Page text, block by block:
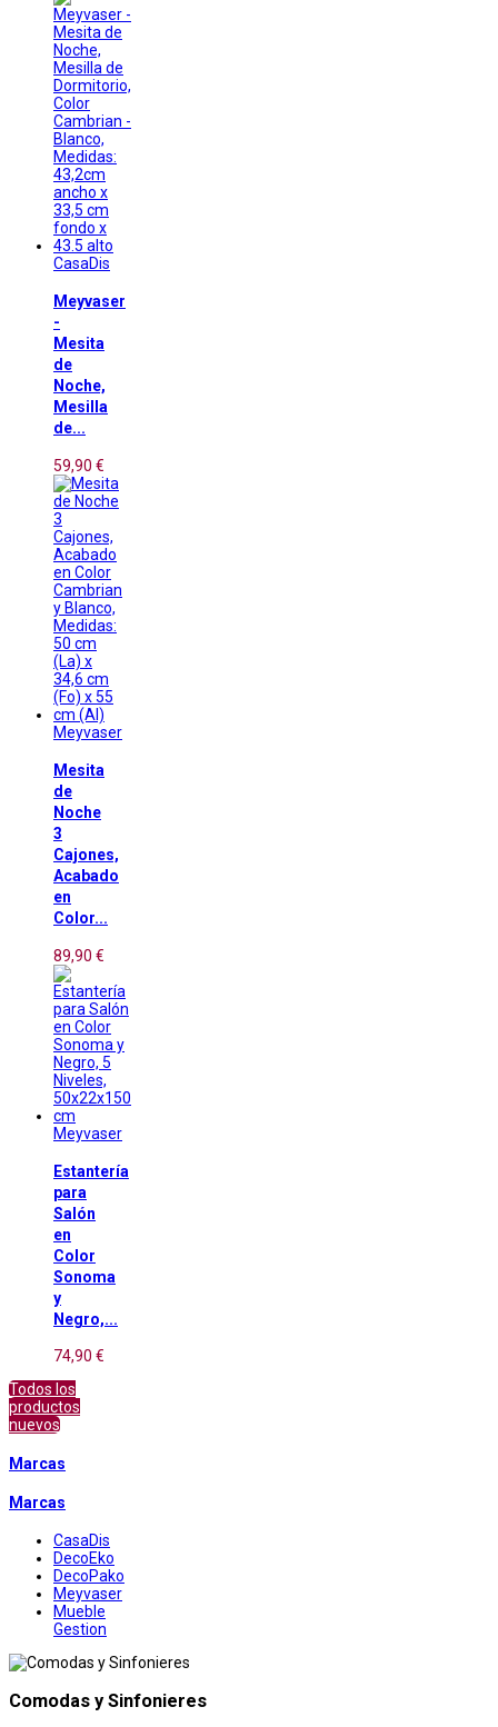
CasaDis
Meyvaser
-
Mesita
de
Noche,
Mesilla
de...
59,90 €
Meyvaser
Mesita
de
Noche
3
Cajones,
Acabado
en
Color...
89,90 €
Meyvaser
Estantería
para
Salón
en
Color
Sonoma
y
Negro,...
74,90 €
Todos los
productos
nuevos
Marcas
Marcas
CasaDis
DecoEko
DecoPako
Meyvaser
Mueble
Gestion
Comodas y Sinfonieres